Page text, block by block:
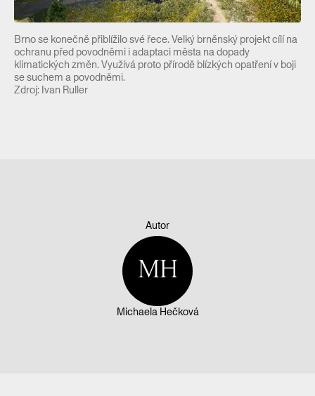
Brno se konečně přiblížilo své řece. Velký brněnský projekt cílí na
ochranu před povodněmi i adaptaci města na dopady
klimatických změn. Využívá proto přírodě blízkých opatření v boji
se suchem a povodněmi.
Zdroj: Ivan Ruller
Autor
MH
Michaela Hečková